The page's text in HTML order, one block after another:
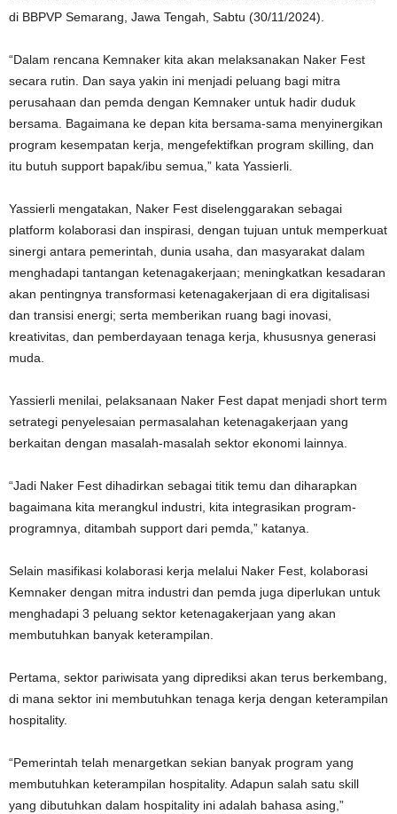
di BBPVP Semarang, Jawa Tengah, Sabtu (30/11/2024).
“Dalam rencana Kemnaker kita akan melaksanakan Naker Fest
secara rutin. Dan saya yakin ini menjadi peluang bagi mitra
perusahaan dan pemda dengan Kemnaker untuk hadir duduk
bersama. Bagaimana ke depan kita bersama-sama menyinergikan
program kesempatan kerja, mengefektifkan program skilling, dan
itu butuh support bapak/ibu semua,” kata Yassierli.
Yassierli mengatakan, Naker Fest diselenggarakan sebagai
platform kolaborasi dan inspirasi, dengan tujuan untuk memperkuat
sinergi antara pemerintah, dunia usaha, dan masyarakat dalam
menghadapi tantangan ketenagakerjaan; meningkatkan kesadaran
akan pentingnya transformasi ketenagakerjaan di era digitalisasi
dan transisi energi; serta memberikan ruang bagi inovasi,
kreativitas, dan pemberdayaan tenaga kerja, khususnya generasi
muda.
Yassierli menilai, pelaksanaan Naker Fest dapat menjadi short term
setrategi penyelesaian permasalahan ketenagakerjaan yang
berkaitan dengan masalah-masalah sektor ekonomi lainnya.
“Jadi Naker Fest dihadirkan sebagai titik temu dan diharapkan
bagaimana kita merangkul industri, kita integrasikan program-
programnya, ditambah support dari pemda,” katanya.
Selain masifikasi kolaborasi kerja melalui Naker Fest, kolaborasi
Kemnaker dengan mitra industri dan pemda juga diperlukan untuk
menghadapi 3 peluang sektor ketenagakerjaan yang akan
membutuhkan banyak keterampilan.
Pertama, sektor pariwisata yang diprediksi akan terus berkembang,
di mana sektor ini membutuhkan tenaga kerja dengan keterampilan
hospitality.
“Pemerintah telah menargetkan sekian banyak program yang
membutuhkan keterampilan hospitality. Adapun salah satu skill
yang dibutuhkan dalam hospitality ini adalah bahasa asing,”